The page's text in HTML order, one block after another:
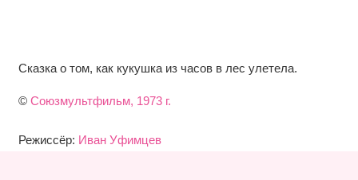
Сказка о том, как кукушка из часов в лес улетела.
© Союзмультфильм, 1973 г.
Режиссёр: Иван Уфимцев